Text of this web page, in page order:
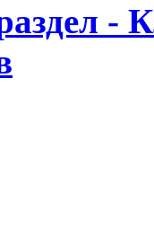
-